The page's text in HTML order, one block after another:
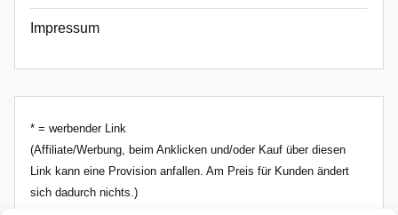
Impressum
* = werbender Link
(Affiliate/Werbung, beim Anklicken und/oder Kauf über diesen
Link kann eine Provision anfallen. Am Preis für Kunden ändert
sich dadurch nichts.)